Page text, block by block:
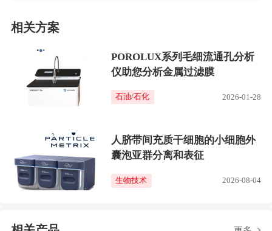
相关方案
POROLUX系列毛细流通孔分析
仪助您分析金属过滤膜
石油/石化 2026-01-28
人脐带间充质干细胞的小细胞外
囊泡亚群分离和表征
生物技术 2026-08-04